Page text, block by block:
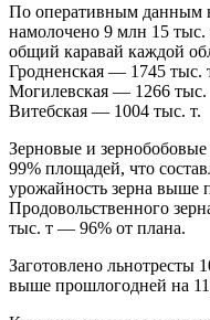
По оперативным данным
намолочено 9 млн 15 тыс.
общий каравай каждой
Гродненская — 1745 тыс.
Могилевская — 1266 тыс.
Витебская — 1004 тыс. т.
Зерновые и
99% площадей, что
урожайность зерна выше
Продовольственного
тыс. т — 96% от плана.
Заготовлено льнотресты
выше прошлогодней на